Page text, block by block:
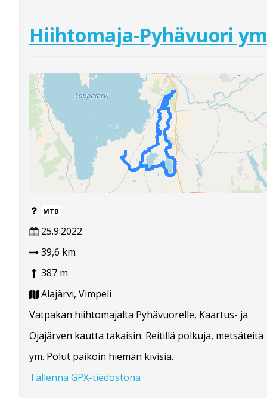
Hiihtomaja-Pyhävuori ym
MTB
25.9.2022
39,6 km
387 m
Alajärvi, Vimpeli
Vatpakan hiihtomajalta Pyhävuorelle, Kaartus- ja
Ojajärven kautta takaisin. Reitillä polkuja, metsäteitä
ym. Polut paikoin hieman kivisiä.
Tallenna GPX-tiedostona